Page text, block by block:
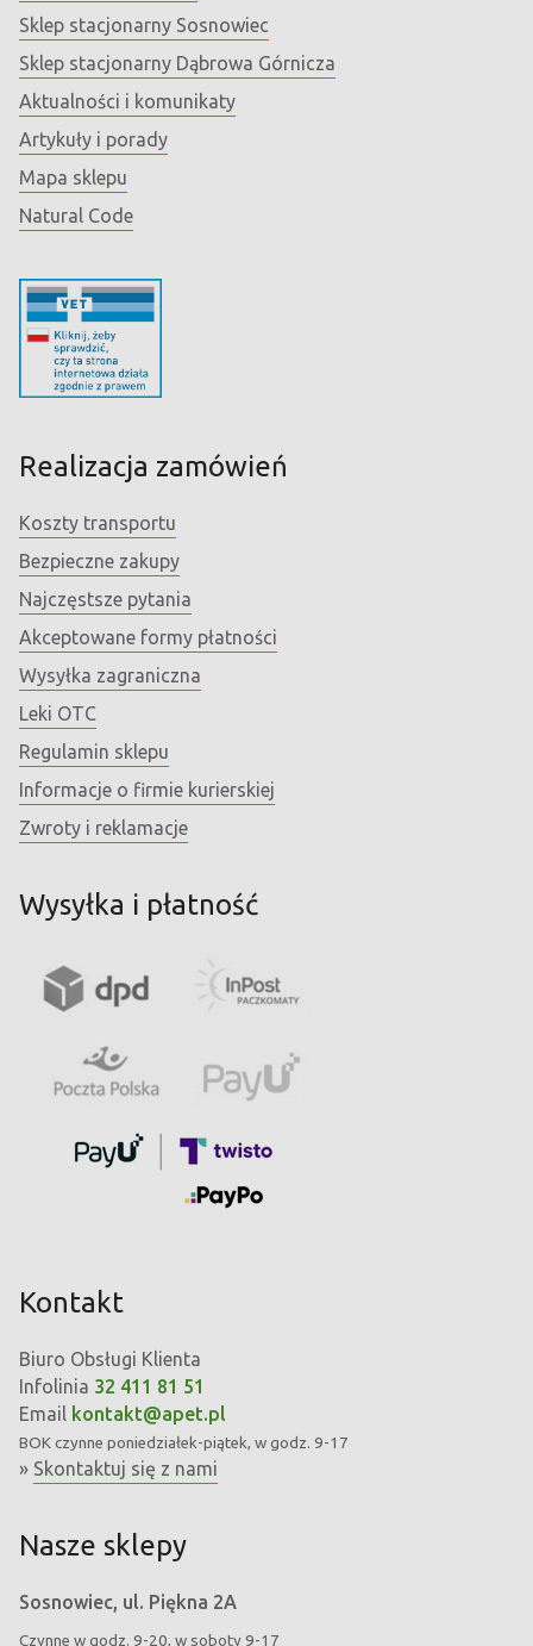
Sklep stacjonarny Sosnowiec
Sklep stacjonarny Dąbrowa Górnicza
Aktualności i komunikaty
Artykuły i porady
Mapa sklepu
Natural Code
Realizacja zamówień
Koszty transportu
Bezpieczne zakupy
Najczęstsze pytania
Akceptowane formy płatności
Wysyłka zagraniczna
Leki OTC
Regulamin sklepu
Informacje o firmie kurierskiej
Zwroty i reklamacje
Wysyłka i płatność
Kontakt
Biuro Obsługi Klienta
Infolinia 32 411 81 51
Email kontakt@apet.pl
BOK czynne poniedziałek-piątek, w godz. 9-17
» Skontaktuj się z nami
Nasze sklepy
Sosnowiec, ul. Piękna 2A
Czynne w godz. 9-20, w soboty 9-17